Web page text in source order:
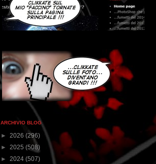
ARCHIVIO BLOG
► 2026 (296)
► 2025 (508)
► 2024 (507)